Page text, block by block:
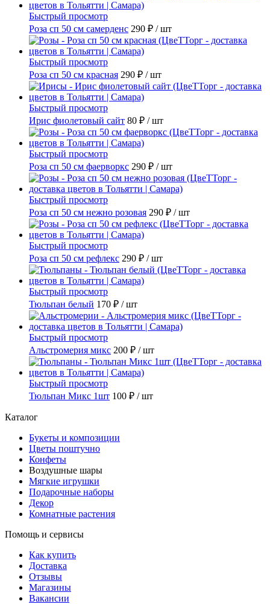
Быстрый просмотр
Роза сп 50 см самерденс 290 ₽ / шт
Быстрый просмотр
Роза сп 50 см красная 290 ₽ / шт
Быстрый просмотр
Ирис фиолетовый сайт 80 ₽ / шт
Быстрый просмотр
Роза сп 50 см фаерворкс 290 ₽ / шт
Быстрый просмотр
Роза сп 50 см нежно розовая 290 ₽ / шт
Быстрый просмотр
Роза сп 50 см рефлекс 290 ₽ / шт
Быстрый просмотр
Тюльпан белый 170 ₽ / шт
Быстрый просмотр
Альстромерия микс 200 ₽ / шт
Быстрый просмотр
Тюльпан Микс 1шт 100 ₽ / шт
Каталог
Букеты и композиции
Цветы поштучно
Конфеты
Воздушные шары
Мягкие игрушки
Подарочные наборы
Декор
Комнатные растения
Помощь и сервисы
Как купить
Доставка
Отзывы
Магазины
Вакансии